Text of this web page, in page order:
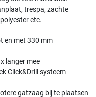
trespa, zachte
etc.
en met 330 mm
langer mee
Click&Drill systeem
gatzaag bij te plaatsen